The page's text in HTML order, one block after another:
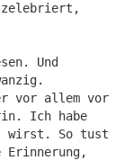
zelebriert,
Und
vor allem vor
Ich habe
wirst. So tust